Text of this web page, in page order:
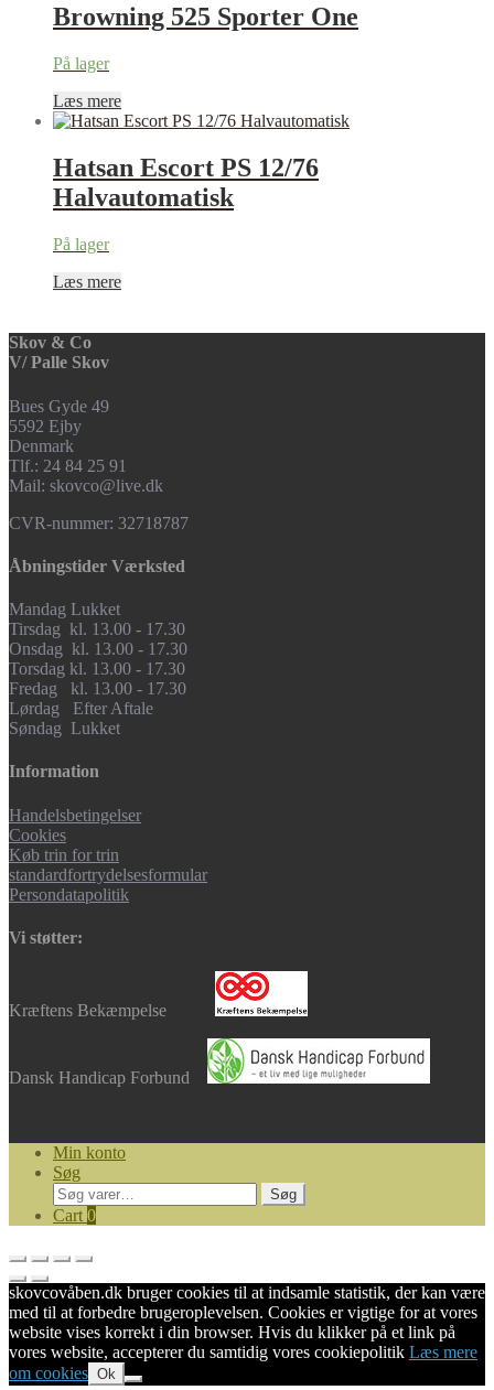
Browning 525 Sporter One
På lager
Læs mere
Hatsan Escort PS 12/76
Halvautomatisk
På lager
Læs mere
Skov & Co
V/ Palle Skov
Bues Gyde 49
5592 Ejby
Denmark
Tlf.: 24 84 25 91
Mail: skovco@live.dk
CVR-nummer: 32718787
Åbningstider Værksted
Mandag Lukket
Tirsdag kl. 13.00 - 17.30
Onsdag kl. 13.00 - 17.30
Torsdag kl. 13.00 - 17.30
Fredag kl. 13.00 - 17.30
Lørdag Efter Aftale
Søndag Lukket
Information
Handelsbetingelser
Cookies
Køb trin for trin
standardfortrydelsesformular
Persondatapolitik
Vi støtter:
Kræftens Bekæmpelse
Dansk Handicap Forbund
Min konto
Søg
Søg
efter:
Søg
Cart 0
skovcovåben.dk bruger cookies til at indsamle statistik, der kan være
med til at forbedre brugeroplevelsen. Cookies er vigtige for at vores
website vises korrekt i din browser. Hvis du klikker på et link på
vores website, accepterer du samtidig vores cookiepolitik Læs mere
om cookies Ok